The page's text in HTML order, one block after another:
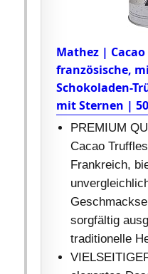
Mathez |
französische,
Schokoladen-
mit Sternen |
PREMIUM
Cacao
Frankreich,
sorgfältig
traditionelle